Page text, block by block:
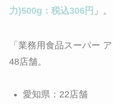
力)500g：税込306円 」。
「業務用食品スーパー
48店舗。
愛知県：22店舗